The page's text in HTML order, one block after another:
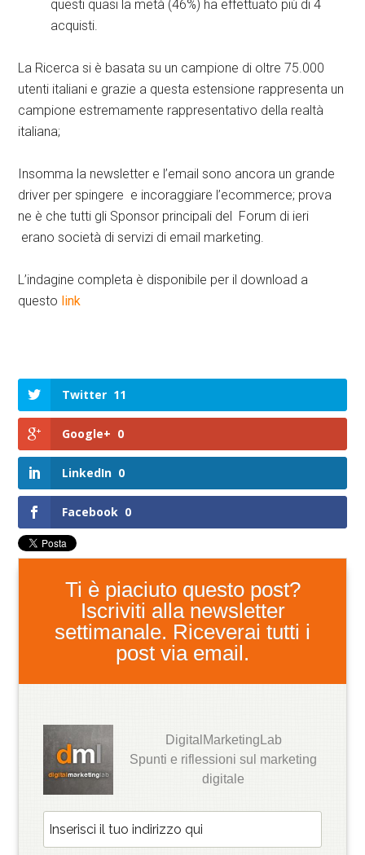
questi quasi la metà (46%) ha effettuato più di 4
acquisti.
La Ricerca si è basata su un campione di oltre 75.000
utenti italiani e grazie a questa estensione rappresenta un
campione estremamente rappresentativo della realtà
italiana;
Insomma la newsletter e l’email sono ancora un grande
driver per spingere e incoraggiare l’ecommerce; prova
ne è che tutti gli Sponsor principali del Forum di ieri
erano società di servizi di email marketing.
L’indagine completa è disponibile per il download a
questo link
Twitter 11
Google+ 0
LinkedIn 0
Facebook 0
Ti è piaciuto questo post?
Iscriviti alla newsletter
settimanale. Riceverai tutti i
post via email.
DigitalMarketingLab
Spunti e riflessioni sul marketing
digitale